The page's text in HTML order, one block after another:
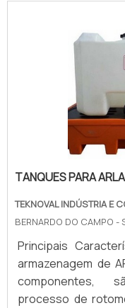
produto é
técnica e com
segmentos da
esferas de silicato
em uma grande
como esferas de
TANQUES PARA ARLA
TEKNOVAL INDÚSTRIA E
BERNARDO DO CAMPO -
Principais
armazenagem de
componentes,
processo de